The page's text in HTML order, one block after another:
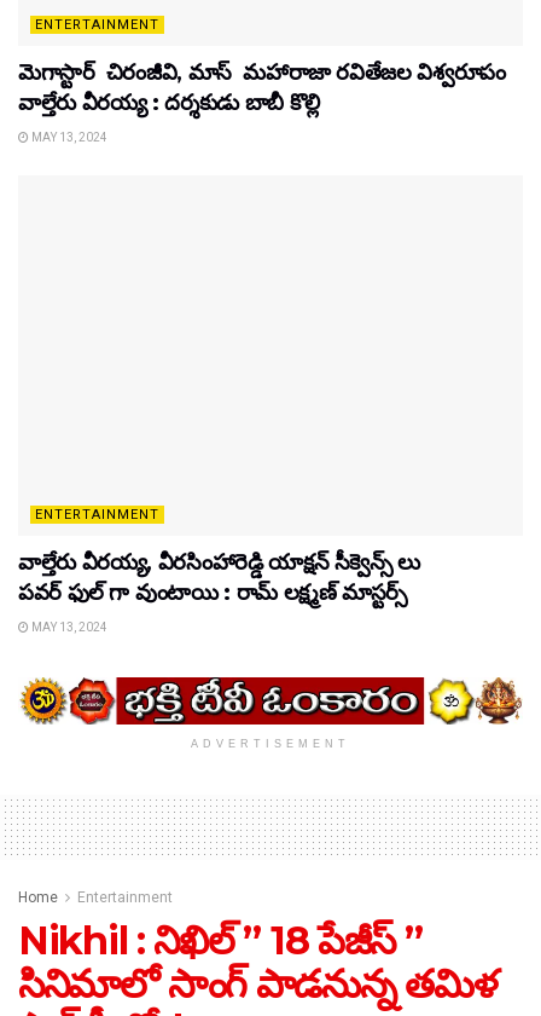
ENTERTAINMENT
మెగాస్టార్ చిరంజీవి, మాస్ మహారాజా రవితేజల విశ్వరూపం
వాల్తేరు వీరయ్య : దర్శకుడు బాబీ కొల్లి
MAY 13, 2024
ENTERTAINMENT
వాల్తేరు వీరయ్య, వీరసింహారెడ్డి యాక్షన్ సీక్వెన్స్ లు
పవర్ ఫుల్ గా వుంటాయి : రామ్ లక్ష్మణ్ మాస్టర్స్
MAY 13, 2024
ADVERTISEMENT
Home Entertainment
Nikhil : నిఖిల్ ” 18 పేజీస్ ”
సినిమాలో సాంగ్ పాడనున్న తమిళ